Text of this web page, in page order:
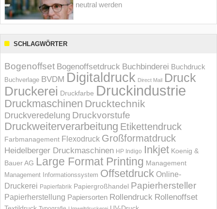
neutral werden
SCHLAGWÖRTER
Bogenoffset Bogenoffsetdruck Buchbinderei Buchdruck
Buchverlage BVDM Digitaldruck Direct Mail Druck
Druckerei Druckfarbe Druckindustrie
Druckmaschinen Drucktechnik
Druckveredelung Druckvorstufe
Druckweiterverarbeitung Etikettendruck
Farbmanagement Flexodruck Großformatdruck
Heidelberger Druckmaschinen HP Indigo Inkjet Koenig &
Bauer AG Large Format Printing Management
Management Informations­system Offsetdruck Online-
Druckerei Papierfabrik Papiergroßhandel Papierhersteller
Papierherstellung Papiersorten Rollendruck Rollenoffset